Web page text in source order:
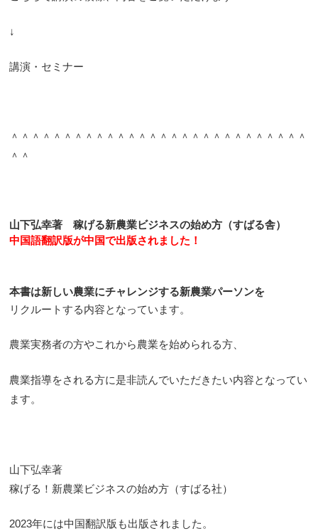
↓
講演・セミナー
＾＾＾＾＾＾＾＾＾＾＾＾＾＾＾＾＾＾＾＾＾＾＾＾＾＾＾＾
＾＾
山下弘幸著 稼げる新農業ビジネスの始め方（すばる舎）
中国語翻訳版が中国で出版されました！
本書は新しい農業にチャレンジする新農業パーソンを
リクルートする内容となっています。
農業実務者の方やこれから農業を始められる方、
農業指導をされる方に是非読んでいただきたい内容となってい
ます。
山下弘幸著
稼げる！新農業ビジネスの始め方（すばる社）
2023年には中国翻訳版も出版されました。